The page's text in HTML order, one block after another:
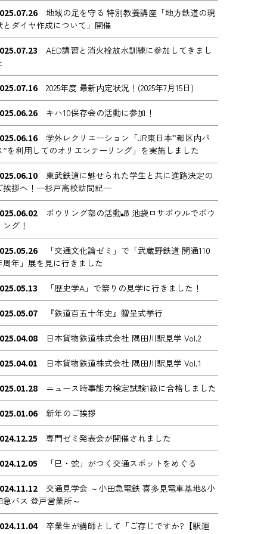
地域の足を守る 特別教養講座「地方鉄道の現
とダイヤ作成について」開催
AED講習と消火栓放水訓練に参加してきまし
2025年度 最新内定状況！(2025年7月15日)
キハ10保存会の活動に参加！
学外レクリエーション「JR東日本”都区内パ
”を利用してのオリエンテーリング」を実施しました
東武鉄道に魅せられた学生と共に進路決定の
挨拶へ！—杉戸高校訪問記—
ボウリング部の活動🎳 池袋ロサボウルでボウ
ング！
「交通文化論ゼミ」で「武蔵野鉄道 開通110
周年」展を見に行きました
「歴史学A」で祭りの見学に行きました！
『鉄道百五十年史』贈呈式挙行
日本貨物鉄道株式会社 隅田川駅見学 Vol.2
日本貨物鉄道株式会社 隅田川駅見学 Vol.1
ニュース時事能力検定試験1級に合格しました
新年のご挨拶
専門ゼミ発表会が開催されました
「巳・蛇」がつく交通スポットをめぐる
交通見学会 ～小田急電鉄 喜多見電車基地&小
急バス 登戸営業所～
卒業生が講師として「ご存じですか?【駅運